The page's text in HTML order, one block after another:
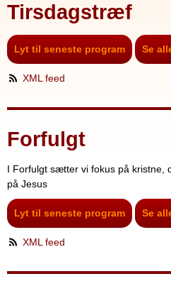
Tirsdagstræf
Lyt til seneste program Se
XML feed
Forfulgt
I Forfulgt sætter vi fokus på kristne,
på Jesus
Lyt til seneste program Se
XML feed